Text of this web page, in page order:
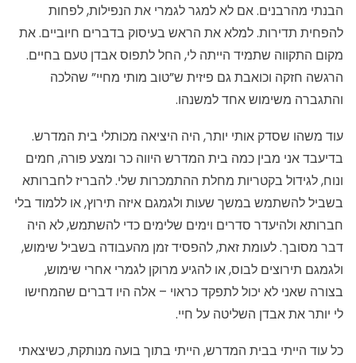
הבנתי מהרבנים. אם לא למגר לגמרי את הנפילות, לפחות
להפחית תדירות. למלא את הראש בעיסוק בדברים חיוביים. את
מקום התקווה שתמיד הייתה לי, החל לתפוס אבדן טעם בחיים.
הרגשה חזקה וכואבת גם פיזית ש”טוב מותי מחיי” שהלכה
והתגברה משימוש אחד למשנהו.
עוד משהו שסדק אותי יותר, היה היציאה מכותלי בית המדרש.
בדיעבד אני מבין כמה בית המדרש היווה כר ומצע פורה, חמים
ונוח, לגידול בקטריות מחלת ההתמכרות שלי. להבריז לחברותא
בשביל להשתמש במשך שעות ולגמגם איזה תירוץ, או ללמוד בלי
חברותא ולהיעדר סדרים וימים שלימים כדי להשתמש, לא היה
דבר מסובך. לעומת זאת, להפסיד זמן מהעבודה בשביל שימוש,
ולגמגם תירוצים לבוס, או להגיע מרוקן לגמרי אחרי שימוש,
בצורה שאני לא יכול לתפקד כראוי – אלה היו דברים שהמחישו
לי יותר את אבדן השליטה על חיי.
כל עוד הייתי בבית המדרש, הייתי בתוך בועה מנותקת, כשיצאתי